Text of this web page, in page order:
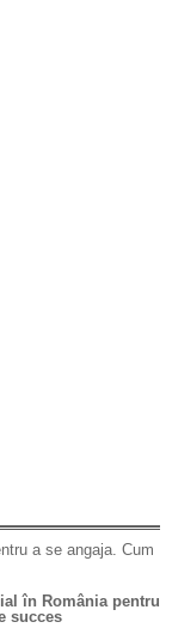
a se angaja. Cum
în România pentru
succes